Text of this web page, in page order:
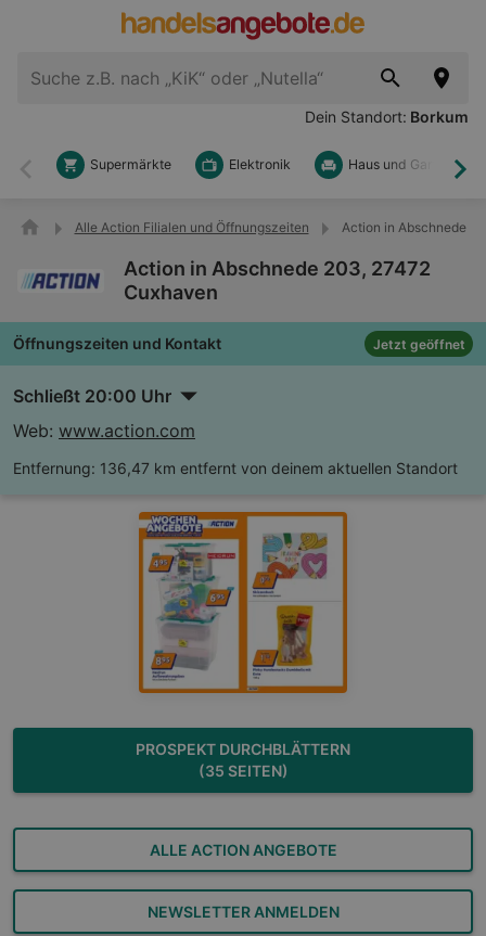
Dein Standort: Borkum
Zurück
Supermärkte Elektronik Haus und Garten
Alle Action Filialen und Öffnungszeiten Action in Abschnede
Action in Abschnede 203, 27472
Cuxhaven
Öffnungszeiten und Kontakt Jetzt geöffnet
Schließt 20:00 Uhr
Web: www.action.com
Entfernung: 136,47 km entfernt von deinem aktuellen Standort
PROSPEKT DURCHBLÄTTERN
(35 SEITEN)
ALLE ACTION ANGEBOTE
NEWSLETTER ANMELDEN